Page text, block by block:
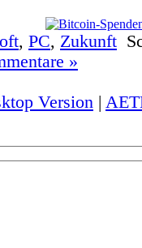
, PC, Zukunft
»
Version |